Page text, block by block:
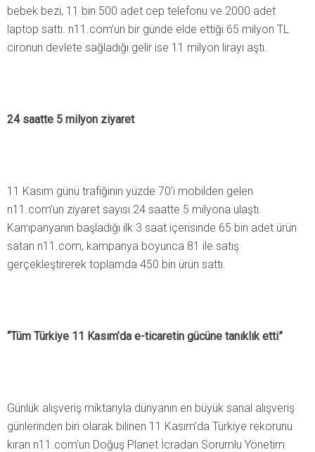
bebek bezi, 11 bin 500 adet cep telefonu ve 2000 adet
laptop sattı. n11.com’un bir günde elde ettiği 65 milyon TL
cironun devlete sağladığı gelir ise 11 milyon lirayı aştı.
24 saatte 5 milyon ziyaret
11 Kasım günü trafiğinin yüzde 70’i mobilden gelen
n11.com’un ziyaret sayısı 24 saatte 5 milyona ulaştı.
Kampanyanın başladığı ilk 3 saat içerisinde 65 bin adet ürün
satan n11.com, kampanya boyunca 81 ile satış
gerçekleştirerek toplamda 450 bin ürün sattı.
“Tüm Türkiye 11 Kasım’da e-ticaretin gücüne tanıklık etti”
Günlük alışveriş miktarıyla dünyanın en büyük sanal alışveriş
günlerinden biri olarak bilinen 11 Kasım’da Türkiye rekorunu
kıran n11.com’un Doğuş Planet İcradan Sorumlu Yönetim